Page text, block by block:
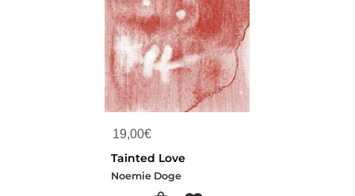
19,00€
Tainted Love
Noemie Doge